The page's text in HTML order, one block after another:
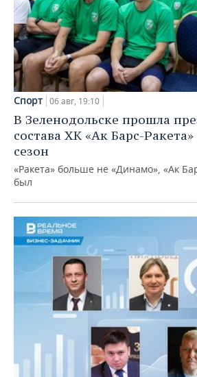
Спорт 06 авг, 19:10
В Зеленодольске прошла
состава ХК «Ак Барс-
сезон
«Ракета» больше не «Динамо», «Ак
был